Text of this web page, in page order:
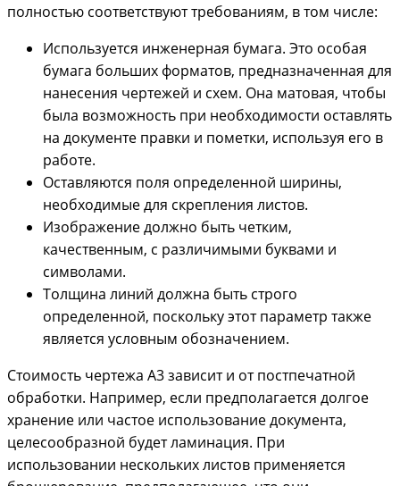
полностью соответствуют требованиям, в том числе:
Используется инженерная бумага. Это особая
бумага больших форматов, предназначенная для
нанесения чертежей и схем. Она матовая, чтобы
была возможность при необходимости оставлять
на документе правки и пометки, используя его в
работе.
Оставляются поля определенной ширины,
необходимые для скрепления листов.
Изображение должно быть четким,
качественным, с различимыми буквами и
символами.
Толщина линий должна быть строго
определенной, поскольку этот параметр также
является условным обозначением.
Стоимость чертежа А3 зависит и от постпечатной
обработки. Например, если предполагается долгое
хранение или частое использование документа,
целесообразной будет ламинация. При
использовании нескольких листов применяется